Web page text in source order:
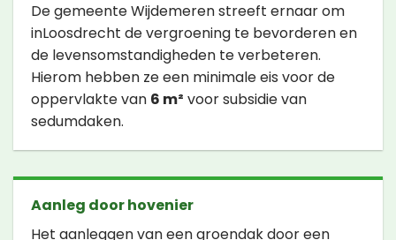
De gemeente Wijdemeren streeft ernaar om
inLoosdrecht de vergroening te bevorderen en
de levensomstandigheden te verbeteren.
Hierom hebben ze een minimale eis voor de
oppervlakte van 6 m² voor subsidie van
sedumdaken.
Aanleg door hovenier
Het aanleggen van een groendak door een